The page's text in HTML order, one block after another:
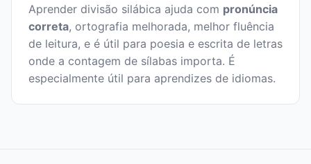
Aprender divisão silábica ajuda com pronúncia
correta, ortografia melhorada, melhor fluência
de leitura, e é útil para poesia e escrita de letras
onde a contagem de sílabas importa. É
especialmente útil para aprendizes de idiomas.